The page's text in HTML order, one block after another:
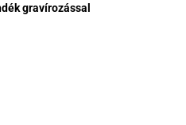
gravírozással